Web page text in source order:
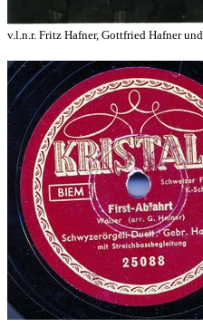
v.l.n.r. Fritz Hafner, Gottfried Hafner und